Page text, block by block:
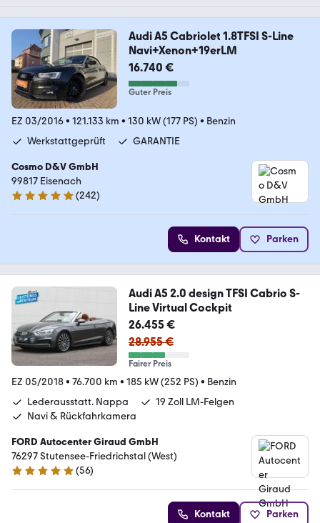
Audi A5 Cabriolet 1.8TFSI S-Line
Navi+Xenon+19erLM
16.740 €
Guter Preis
EZ 03/2016• 121.133 km • 130 kW (177 PS) • Benzin
Werkstattgeprüft
GARANTIE
Cosmo D&V GmbH
99817 Eisenach
4.9 Sterne
(242)
Kontakt Parken
Audi A5 2.0 design TFSI Cabrio S-
Line Virtual Cockpit
26.455 €
28.955 €
Fairer Preis
EZ 05/2018• 76.700 km • 185 kW (252 PS) • Benzin
Lederausstatt. Nappa
19 Zoll LM-Felgen
Navi & Rückfahrkamera
FORD Autocenter Giraud GmbH
76297 Stutensee-Friedrichstal (West)
5 Sterne
(56)
Kontakt Parken